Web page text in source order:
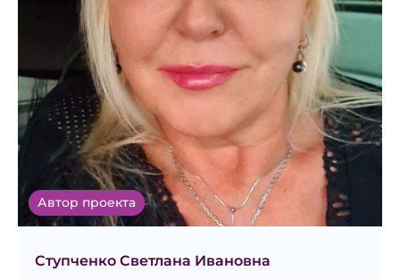
Автор проекта
Ступченко Светлана Ивановна